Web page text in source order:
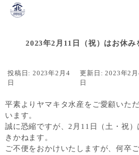
2023年2月11日（祝）はお休み
投稿日: 2023年2月4
日
更新日:2023年2
日
平素よりヤマキタ水産をご愛顧いた
います。
誠に恐縮ですが、2月11日（土・祝
きかねます。
ご不便をおかけいたしますが、何卒